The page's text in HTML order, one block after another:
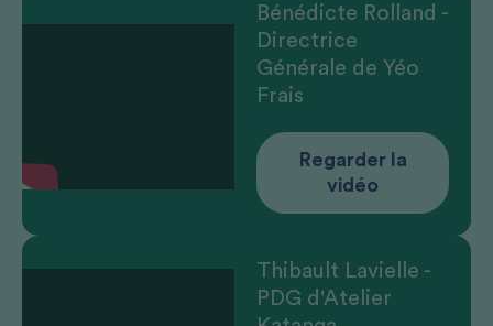
Bénédicte Rolland -
Directrice
Générale de Yéo
Frais
Regarder la
vidéo
Thibault Lavielle -
PDG d'Atelier